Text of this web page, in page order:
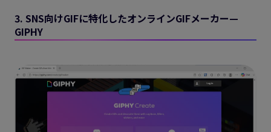
3. SNS向けGIFに特化したオンラインGIFメーカー—
GIPHY